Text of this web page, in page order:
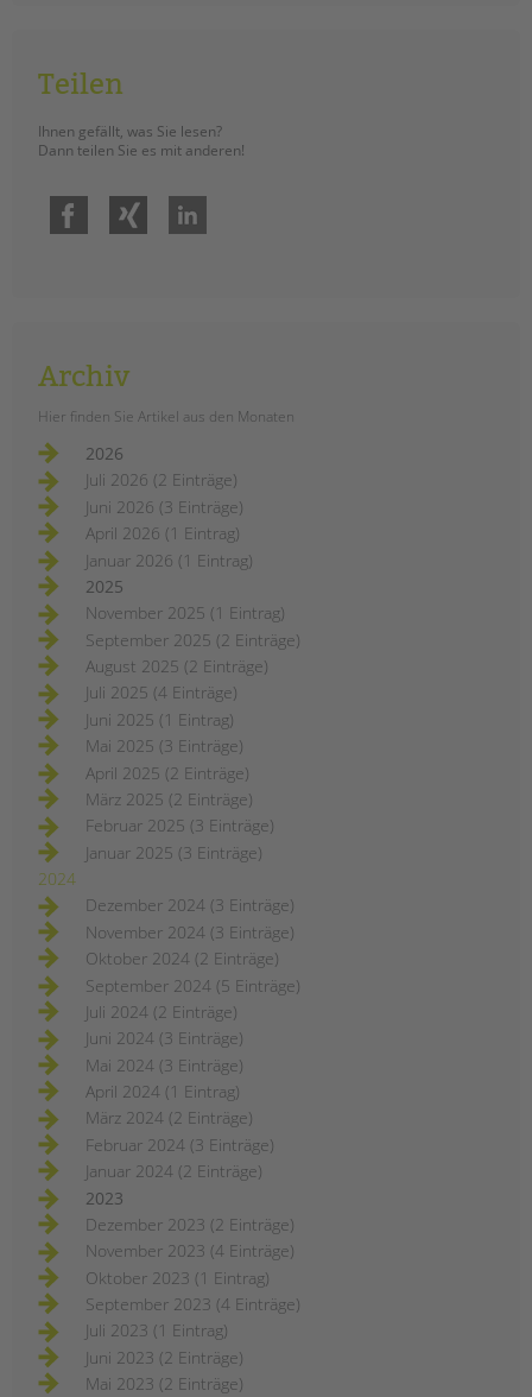
Am 15. Januar wurde gemeinsam ein
Planetenpfad eröffnet. ­Vor Ort waren
unsere Schulsozialarbeiter*innen
Initiator*innen des Projektes, die
Schüler*innen der Klasse 4b, die
weiterleseneinweihung
des
an
ludwig-
cauer-
grundschule
Drohende
Schließungen von
Einrichtungen in der
Kinder- und
Jugendhilfe und
Familienförderung im
Berliner Bezirk Mitte
ERSTELLT
16.01.2024
THEMA
Barbara Brecht-Hadraschek
Im Bezirk Berlin-Mitte drohen 53
Kinder- und
Jugendfreizeiteinrichtungen, 28
Einrichtungen der schul- und
berufsbezogenen Jugendsozialarbeit
und 14 Familienzentren das Aus und
die Abwanderung von
hochqualifizierten und erfahrenen
Fachkräften aus fast 100
Einrichtungen! Lesen Sie den ganzen
offenen (Protest-) Brief.
weiterlesendrohende
schließungen
von
einrichtungen
in
kinder-
jugendhilfe
familienförderung
im
berliner
bezirk
mitte
Teilen
Ihnen gefällt, was Sie lesen?
Dann teilen Sie es mit anderen!
Facebook Xing
Archiv
Hier finden Sie Artikel aus den Monaten
2026
Juli 2026 (2 Einträge)
Juni 2026 (3 Einträge)
April 2026 (1 Eintrag)
Januar 2026 (1 Eintrag)
2025
November 2025 (1 Eintrag)
September 2025 (2 Einträge)
August 2025 (2 Einträge)
Juli 2025 (4 Einträge)
Juni 2025 (1 Eintrag)
Mai 2025 (3 Einträge)
April 2025 (2 Einträge)
März 2025 (2 Einträge)
Februar 2025 (3 Einträge)
Januar 2025 (3 Einträge)
2024
Dezember 2024 (3 Einträge)
November 2024 (3 Einträge)
Oktober 2024 (2 Einträge)
September 2024 (5 Einträge)
Juli 2024 (2 Einträge)
Juni 2024 (3 Einträge)
Mai 2024 (3 Einträge)
April 2024 (1 Eintrag)
März 2024 (2 Einträge)
Februar 2024 (3 Einträge)
Januar 2024 (2 Einträge)
2023
Dezember 2023 (2 Einträge)
November 2023 (4 Einträge)
Oktober 2023 (1 Eintrag)
September 2023 (4 Einträge)
Juli 2023 (1 Eintrag)
Juni 2023 (2 Einträge)
Mai 2023 (2 Einträge)